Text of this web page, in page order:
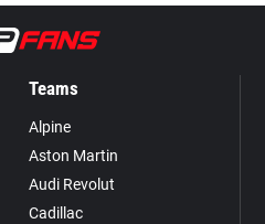
Teams
Alpine
Aston Martin
Audi Revolut
Cadillac